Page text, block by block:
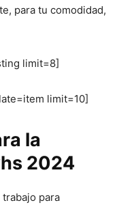
para tu comodidad,
limit=8]
limit=10]
la
2024
para